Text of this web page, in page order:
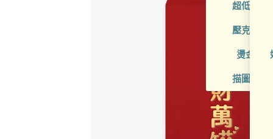
超低價喜
壓克力喜
燙金喜帖
描圖紙喜